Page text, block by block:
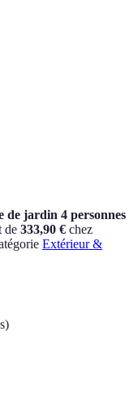
de jardin 4 personnes
de 333,90 € chez
Extérieur &